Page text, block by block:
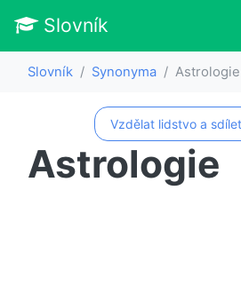
Slovník
Slovník Synonyma Astrologie
Vzdělat lidstvo a
Astrologie